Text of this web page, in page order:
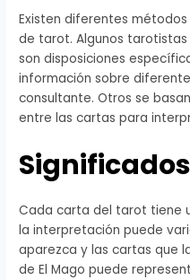
Existen diferentes
de tarot. Algunos
son disposiciones
información sobre
consultante. Otros se
entre las cartas para
Cada carta del tarot tiene
la interpretación puede
aparezca y las cartas que
de El Mago puede